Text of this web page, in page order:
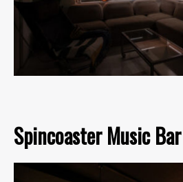
Spincoaster Music